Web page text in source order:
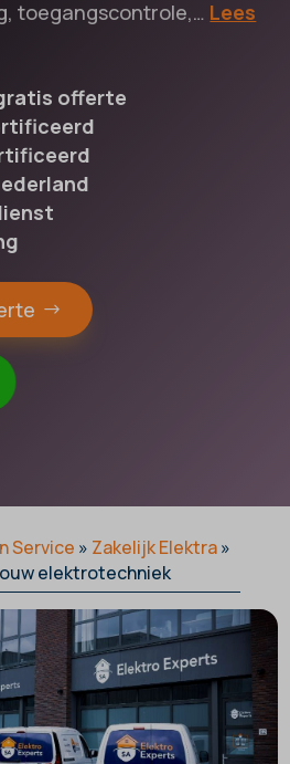
toegangscontrole,… Lees
offerte
Service » Zakelijk Elektra»
elektrotechniek